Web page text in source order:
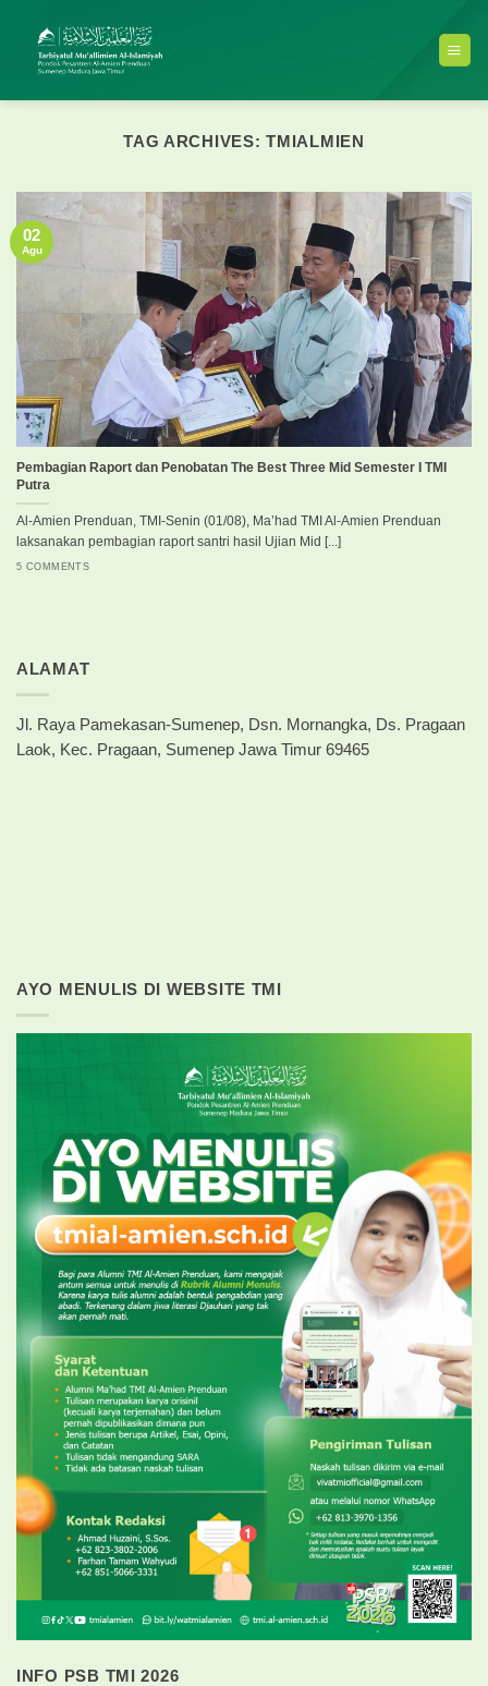
content
TAG ARCHIVES:TMIALMIEN
Pembagian Raport dan Penobatan The Best Three Mid Semester I TMI
Putra
Al-Amien Prenduan, TMI-Senin (01/08), Ma’had TMI Al-Amien Prenduan
laksanakan pembagian raport santri hasil Ujian Mid [...]
5 COMMENTS
02
Agu
ALAMAT
Jl. Raya Pamekasan-Sumenep, Dsn. Mornangka, Ds. Pragaan
Laok, Kec. Pragaan, Sumenep Jawa Timur 69465
AYO MENULIS DI WEBSITE TMI
INFO PSB TMI 2026